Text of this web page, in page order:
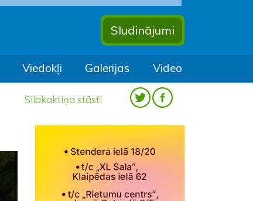
Sludinājumi
Viedokļi Galerijas Video
Silakaktiņa stāsti